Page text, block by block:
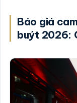
Báo giá
buýt 2026: